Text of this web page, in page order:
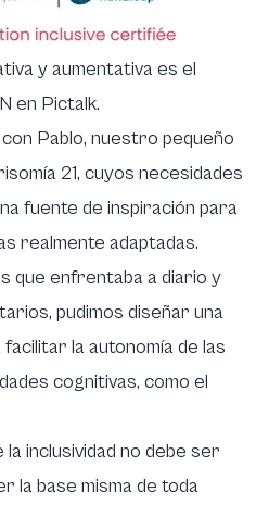
y aumentativa es el
en Pictalk.
Pablo, nuestro pequeño
21, cuyos necesidades
fuente de inspiración para
realmente adaptadas.
que enfrentaba a diario y
pudimos diseñar una
la autonomía de las
cognitivas, como el
inclusividad no debe ser
la base misma de toda